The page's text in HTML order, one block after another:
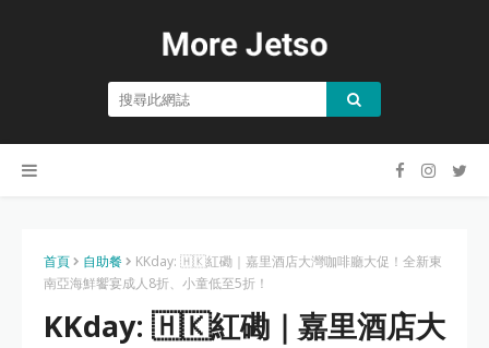
首頁 自助餐
KKday: 🇭🇰紅磡｜嘉里酒店大灣咖啡廳大促！全新東
南亞海鮮饗宴成人8折、小童低至5折！
KKday: 🇭🇰紅磡｜嘉里酒店大